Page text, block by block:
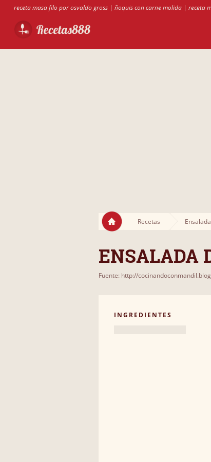
receta masa filo por osvaldo gross| ñoquis con carne molida| receta
Recetas
ENSALADA
Fuente: http://
INGREDIENTES